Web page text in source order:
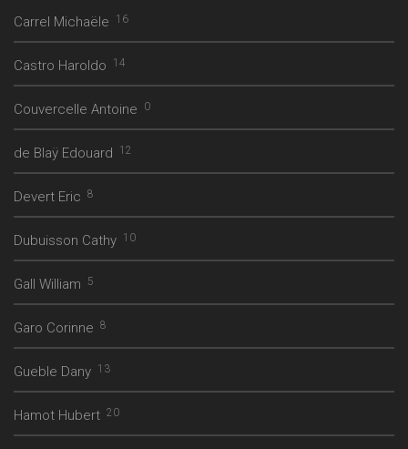
Carrel Michaële 16
Castro Haroldo 14
Couvercelle Antoine 0
de Blaÿ Edouard 12
Devert Eric 8
Dubuisson Cathy 10
Gall William 5
Garo Corinne 8
Gueble Dany 13
Hamot Hubert 20